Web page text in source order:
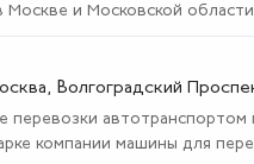
Москве и Московской
Волгоградский
перевозки
компании машины для